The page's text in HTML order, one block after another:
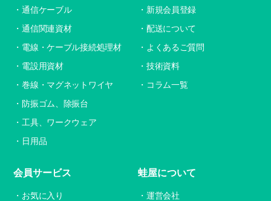
通信ケーブル
通信関連資材
電線・ケーブル接続処理材
電設用資材
巻線・マグネットワイヤ
防振ゴム、除振台
工具、ワークウェア
日用品
新規会員登録
配送について
よくあるご質問
技術資料
コラム一覧
会員サービス
お気に入り
蛙屋について
運営会社